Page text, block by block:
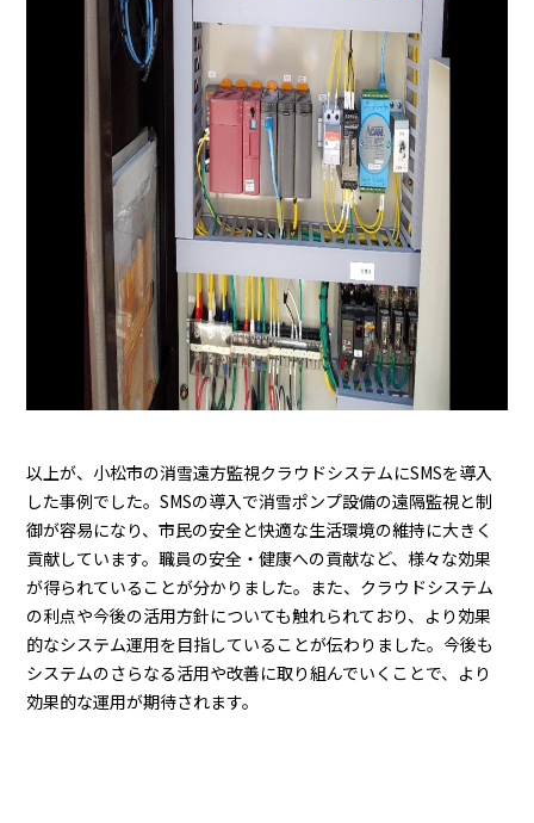
以上が、小松市の消雪遠方監視クラウドシステムにSMSを導入
した事例でした。SMSの導入で消雪ポンプ設備の遠隔監視と制
御が容易になり、市民の安全と快適な生活環境の維持に大きく
貢献しています。職員の安全・健康への貢献など、様々な効果
が得られていることが分かりました。また、クラウドシステム
の利点や今後の活用方針についても触れられており、より効果
的なシステム運用を目指していることが伝わりました。今後も
システムのさらなる活用や改善に取り組んでいくことで、より
効果的な運用が期待されます。